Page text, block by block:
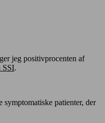
jeg positivprocenten af
SSI.
patienter, der